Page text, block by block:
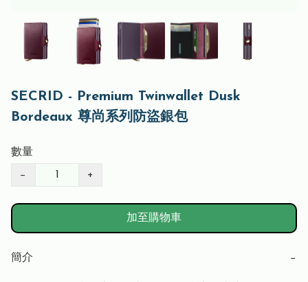
SECRID - Premium Twinwallet Dusk
Bordeaux 尊尚系列防盜銀包
數量
− +
加至購物車
簡介 −